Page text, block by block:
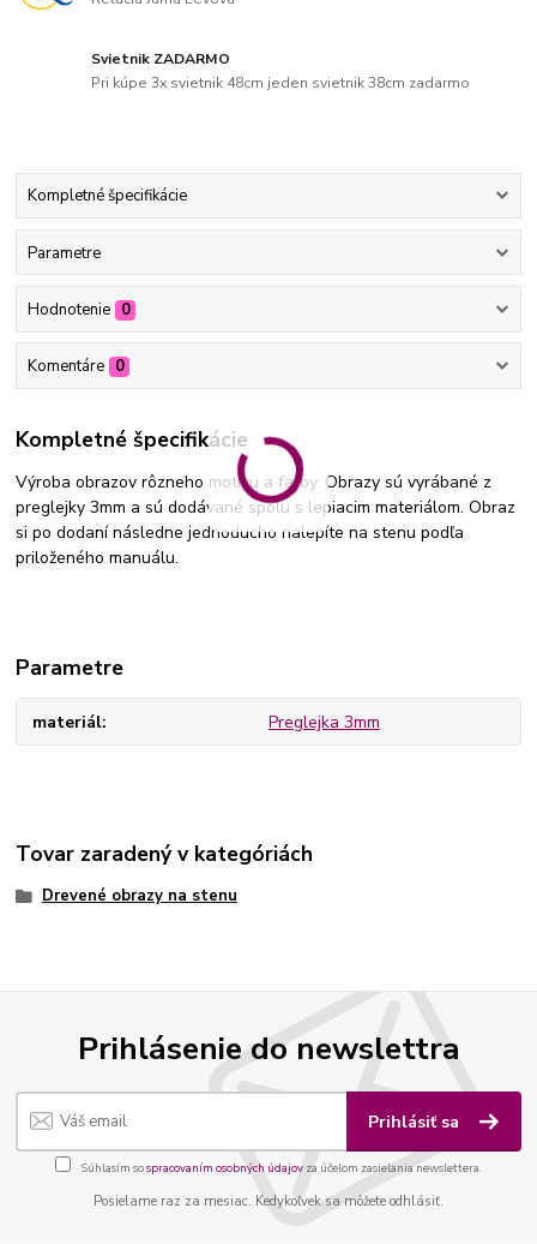
Svietnik ZADARMO
Pri kúpe 3x svietnik 48cm jeden svietnik 38cm zadarmo
Kompletné špecifikácie
Parametre
Hodnotenie 0
Komentáre 0
Kompletné špecifikácie
Výroba obrazov rôzneho motívu a farby. Obrazy sú vyrábané z
preglejky 3mm a sú dodávané spolu s lepiacim materiálom. Obraz
si po dodaní následne jednoducho nalepíte na stenu podľa
priloženého manuálu.
Parametre
materiál Preglejka 3mm
Tovar zaradený v kategóriách
Drevené obrazy na stenu
Prihlásenie do newslettra
Prihlásiť sa
Súhlasím sospracovaním osobných údajov za účelom zasielania newslettera.
Posielame raz za mesiac. Kedykoľvek sa môžete odhlásiť.